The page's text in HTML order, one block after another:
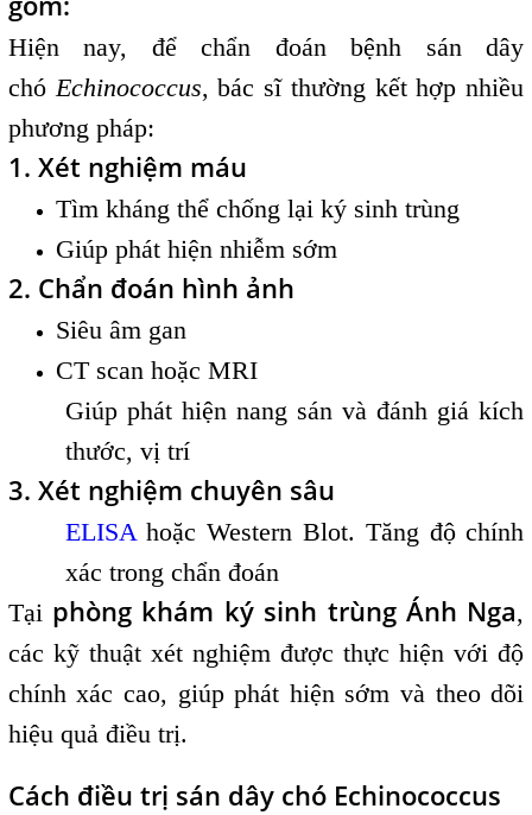
Hiện nay, để chẩn đoán bệnh sán dây
chóEchinococcus, bác sĩ thường kết hợp nhiều
phương pháp:
1. Xét nghiệm máu
Tìm kháng thể chống lại ký sinh trùng
Giúp phát hiện nhiễm sớm
2. Chẩn đoán hình ảnh
Siêu âm gan
CT scan hoặc MRI
Giúp phát hiện nang sán và đánh giá kích
thước, vị trí
3. Xét nghiệm chuyên sâu
ELISAhoặc Western Blot. Tăng độ chính
xác trong chẩn đoán
Tại phòng khám ký sinh trùng Ánh Nga,
các kỹ thuật xét nghiệm được thực hiện với độ
chính xác cao, giúp phát hiện sớm và theo dõi
hiệu quả điều trị.
Cách điều trị sán dây chó Echinococcus